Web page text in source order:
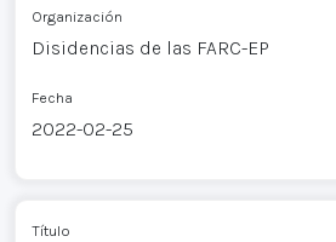
Organización
Disidencias de las FARC-EP
Fecha
2022-02-25
Título